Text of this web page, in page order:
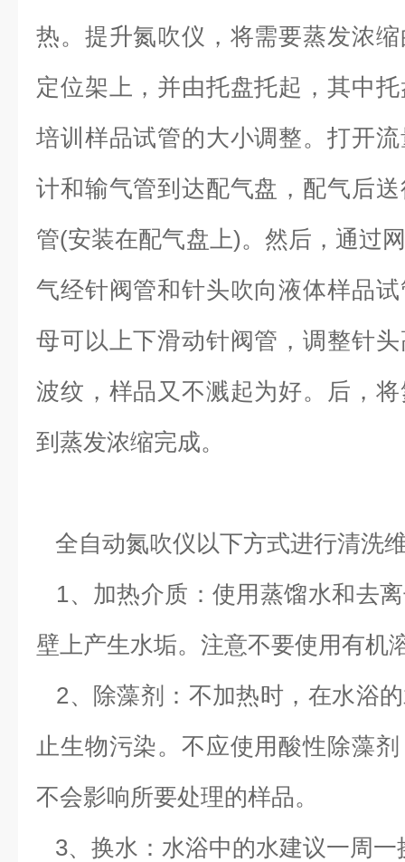
热。提升氮吹仪，将需要蒸发浓
定位架上，并由托盘托起，其中
培训样品试管的大小调整。打开
计和输气管到达配气盘，配气后送
管(安装在配气盘上)。然后，通过
气经针阀管和针头吹向液体样品
母可以上下滑动针阀管 ，调整针
波纹，样品又不溅起为好。后，
到蒸发浓缩完成。
全自动氮吹仪以下方式进行清洗
1、加热介质：使用蒸馏水和去
壁上产生水垢。注意不要使用有机
2、除藻剂：不加热时，在水浴
止生物污染。不应使用酸性除藻
不会影响所要处理的样品。
3、换水：水浴中的水建议一周一